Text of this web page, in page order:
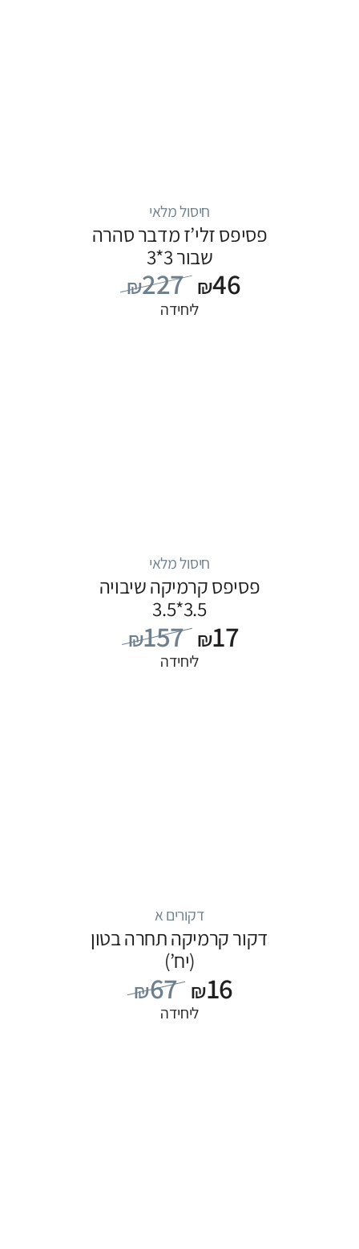
חיסול מלאי
פסיפס זלי’ז מדבר סהרה
שבור 3*3
₪227 ₪46
ליחידה
חיסול מלאי
פסיפס קרמיקה שיבויה
3.5*3.5
₪157 ₪17
ליחידה
דקורים א
דקור קרמיקה תחרה בטון
(יח’)
₪67 ₪16
ליחידה